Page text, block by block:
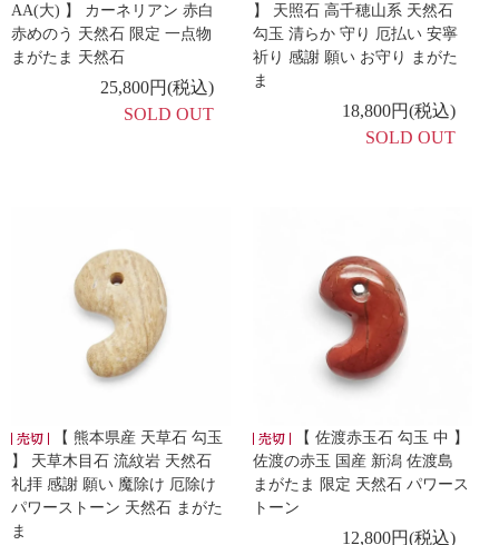
AA(大) 】 カーネリアン 赤白
赤めのう 天然石 限定 一点物
まがたま 天然石
25,800円(税込)
SOLD OUT
】 天照石 高千穂山系 天然石
勾玉 清らか 守り 厄払い 安寧
祈り 感謝 願い お守り まがた
ま
18,800円(税込)
SOLD OUT
【 熊本県産 天草石 勾玉
】 天草木目石 流紋岩 天然石
礼拝 感謝 願い 魔除け 厄除け
パワーストーン 天然石 まがた
ま
【 佐渡赤玉石 勾玉 中 】
佐渡の赤玉 国産 新潟 佐渡島
まがたま 限定 天然石 パワース
トーン
12,800円(税込)